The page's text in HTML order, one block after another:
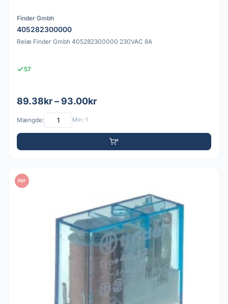
Finder Gmbh
405282300000
Relæ Finder Gmbh 405282300000 230VAC 8A
57
89.38kr – 93.00kr
Mængde: Min: 1
PDF